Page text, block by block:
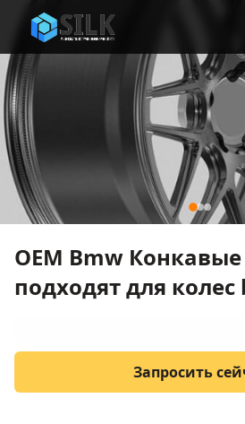
OEM Bmw Конкавые
подходят для
Запросить